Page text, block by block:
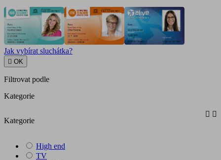
Jak vybírat sluchátka?
 OK
Filtrovat podle
Kategorie
Kategorie
 
High end
TV